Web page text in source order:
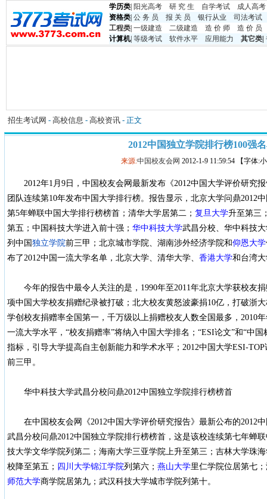
学历类 阳光高考 研 究 生 自学考试
成人高考
资格类 公 务 员 报 关 员 银行从业
司法考试
工程类 一级建造 二级建造 造 价 师
造 价 员
计算机| 等级考试 软件水平 应用能力 其它类
招生考试网 - 高校信息 - 高校资讯 - 正文
2012中国独立学院排行榜100强
来源:中国校友会网 2012-1-9 11:59:54 【字体:
2012年1月9日，中国校友会网最新发布《2012中国大学评价研究
团队连续第10年发布中国大学排行榜。报告显示，北京大学问鼎2012
第5年蝉联中国大学排行榜榜首；清华大学居第二； 复旦大学升至第三
第五；中国科技大学进入前十强； 华中科技大学武昌分校、华中科技
列中国 独立学院前三甲；北京城市学院、湖南涉外经济学院和仰恩大学
布了2012中国一流大学名单，北京大学、清华大学、 香港大学和台湾
今年的报告中最令人关注的是，1990年至2011年北京大学获校友捐
项中国大学校友捐赠纪录被打破；北大校友黄怒波豪捐10亿，打破浙
学创校友捐赠率全国第一，千万级以上捐赠校友人数全国最多，2010
一流大学水平，“校友捐赠率”将纳入中国大学排名；“ESI论文”和“中
指标，引导大学提高自主创新能力和学术水平；2012中国大学ESI-
前三甲。
华中科技大学武昌分校问鼎2012中国独立学院排行榜榜首
在中国校友会网《2012中国大学评价研究报告》最新公布的2012
武昌分校问鼎2012中国独立学院排行榜榜首，这是该校连续第七年蝉
技大学文华学院列第二；海南大学三亚学院上升至第三；吉林大学珠
校降至第五； 四川大学锦江学院列第六； 燕山大学里仁学院位居第七
师范大学商学院居第九；武汉科技大学城市学院列第十。